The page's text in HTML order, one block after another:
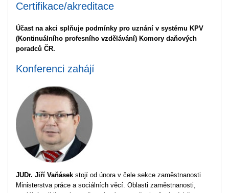
Certifikace/akreditace
Účast na akci splňuje podmínky pro uznání v systému KPV
(Kontinuálního profesního vzdělávání) Komory daňových
poradců ČR.
Konferenci zahájí
JUDr. Jiří Vaňásek stojí od února v čele sekce zaměstnanosti
Ministerstva práce a sociálních věcí. Oblasti zaměstnanosti,